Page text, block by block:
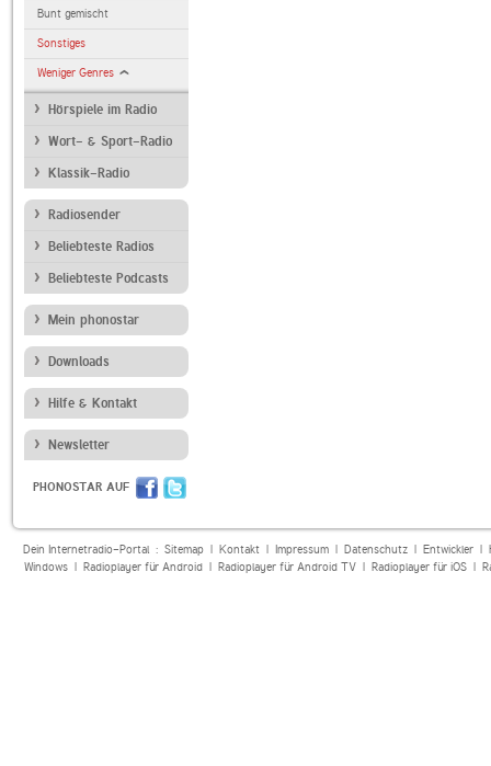
Bunt gemischt
Sonstiges
Weniger Genres
Hörspiele im Radio
Wort- & Sport-Radio
Klassik-Radio
Radiosender
Beliebteste Radios
Beliebteste Podcasts
Mein phonostar
Downloads
Hilfe & Kontakt
Newsletter
PHONOSTAR AUF
Dein Internetradio-Portal : Sitemap| Kontakt| Impressum| Datenschutz| Entwickler|
Windows| Radioplayer für Android| Radioplayer für Android TV| Radioplayer für iOS|